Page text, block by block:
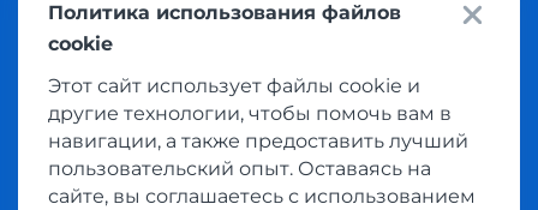
© 2026 Meest Shoppingдоставка покупок с интернет
магазинов мира в Украину.
Политика конфиденциальности
Публичная оферта
Условия пользования сервисом выкупа товаров
Политика использования файлов
cookie
Этот сайт использует файлы cookie и
другие технологии, чтобы помочь вам в
навигации, а также предоставить лучший
пользовательский опыт. Оставаясь на
сайте, вы соглашаетесь с использованием